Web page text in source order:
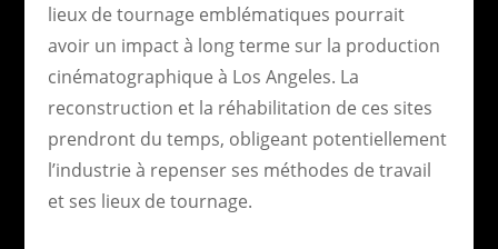
lieux de tournage emblématiques pourrait
avoir un impact à long terme sur la production
cinématographique à Los Angeles. La
reconstruction et la réhabilitation de ces sites
prendront du temps, obligeant potentiellement
l’industrie à repenser ses méthodes de travail
et ses lieux de tournage.